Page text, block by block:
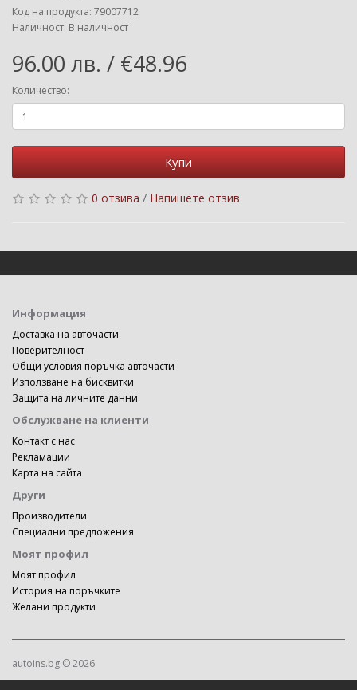
Код на продукта: 79007712
Наличност: В наличност
96.00 лв. / €48.96
Количество:
Купи
0 отзива / Напишете отзив
Информация
Доставка на авточасти
Поверителност
Общи условия поръчка авточасти
Използване на бисквитки
Защита на личните данни
Обслужване на клиенти
Контакт с нас
Рекламации
Карта на сайта
Други
Производители
Специални предложения
Моят профил
Моят профил
История на поръчките
Желани продукти
autoins.bg © 2026